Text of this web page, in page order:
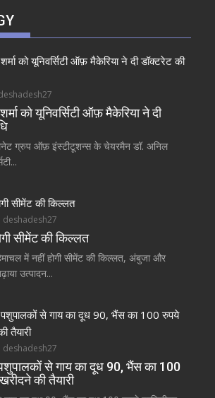
को यूनिवर्सिटी ऑफ़ मैकेरिया ने दी
ग्रुप ऑफ़ इंस्टीटूशन्स के चेयरमैन डॉ. अनिल
deshadesh27
सीमेंट की किल्लत
में नहीं होगी सीमेंट की किल्लत, अंबुजा और
उत्पादन...
deshadesh27
से गाय का दूध 90, भैंस का 100
की तैयारी